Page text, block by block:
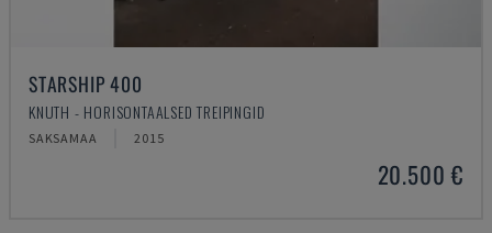
STARSHIP 400
KNUTH - HORISONTAALSED TREIPINGID
SAKSAMAA 2015
20.500 €